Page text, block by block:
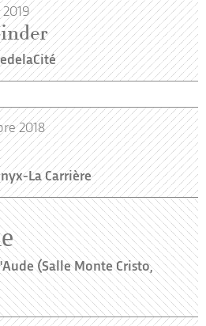
2018
La Carrière
(Salle Monte Cristo,